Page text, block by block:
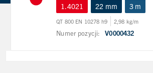
1.4021
22 mm 3 m
QT 800 EN 10278 h9 2,98 kg/m
Numer pozycji: V0000432